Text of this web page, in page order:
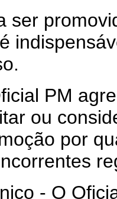
PM
ou
por
- O Oficial